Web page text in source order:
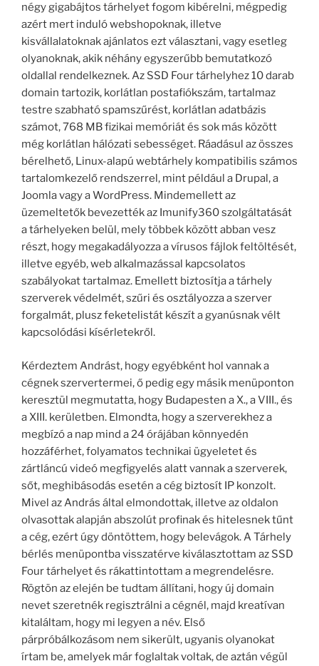
négy gigabájtos tárhelyet fogom kibérelni, mégpedig
azért mert induló webshopoknak, illetve
kisvállalatoknak ajánlatos ezt választani, vagy esetleg
olyanoknak, akik néhány egyszerűbb bemutatkozó
oldallal rendelkeznek. Az SSD Four tárhelyhez 10 darab
domain tartozik, korlátlan postafiókszám, tartalmaz
testre szabható spamszűrést, korlátlan adatbázis
számot, 768 MB fizikai memóriát és sok más között
még korlátlan hálózati sebességet. Ráadásul az összes
bérelhető, Linux-alapú webtárhely kompatibilis számos
tartalomkezelő rendszerrel, mint például a Drupal, a
Joomla vagy a WordPress. Mindemellett az
üzemeltetők bevezették az Imunify360 szolgáltatását
a tárhelyeken belül, mely többek között abban vesz
részt, hogy megakadályozza a vírusos fájlok feltöltését,
illetve egyéb, web alkalmazással kapcsolatos
szabályokat tartalmaz. Emellett biztosítja a tárhely
szerverek védelmét, szűri és osztályozza a szerver
forgalmát, plusz feketelistát készít a gyanúsnak vélt
kapcsolódási kísérletekről.
Kérdeztem Andrást, hogy egyébként hol vannak a
cégnek szervertermei, ő pedig egy másik menüponton
keresztül megmutatta, hogy Budapesten a X., a VIII., és
a XIII. kerületben. Elmondta, hogy a szerverekhez a
megbízó a nap mind a 24 órájában könnyedén
hozzáférhet, folyamatos technikai ügyeletet és
zártláncú videó megfigyelés alatt vannak a szerverek,
sőt, meghibásodás esetén a cég biztosít IP konzolt.
Mivel az András által elmondottak, illetve az oldalon
olvasottak alapján abszolút profinak és hitelesnek tűnt
a cég, ezért úgy döntöttem, hogy belevágok. A Tárhely
bérlés menüpontba visszatérve kiválasztottam az SSD
Four tárhelyet és rákattintottam a megrendelésre.
Rögtön az elején be tudtam állítani, hogy új domain
nevet szeretnék regisztrálni a cégnél, majd kreatívan
kitaláltam, hogy mi legyen a név. Első
párpróbálkozásom nem sikerült, ugyanis olyanokat
írtam be, amelyek már foglaltak voltak, de aztán végül